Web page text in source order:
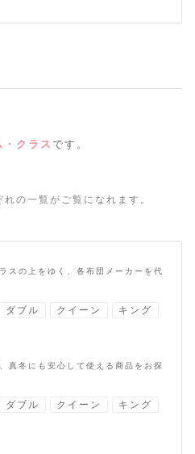
クラス です。
の一覧がご覧になれます。
スの上をゆく、各布団メーカーを代
ダブル クイーン キング
真冬にも安心して使える商品をお探
ダブル クイーン キング